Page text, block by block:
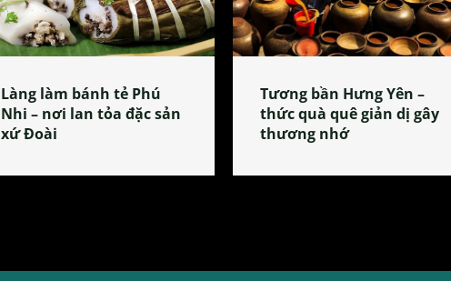
Làng làm bánh tẻ Phú
Nhi – nơi lan tỏa đặc sản
xứ Đoài
Tương bần Hưng Yên –
thức quà quê giản dị gây
thương nhớ